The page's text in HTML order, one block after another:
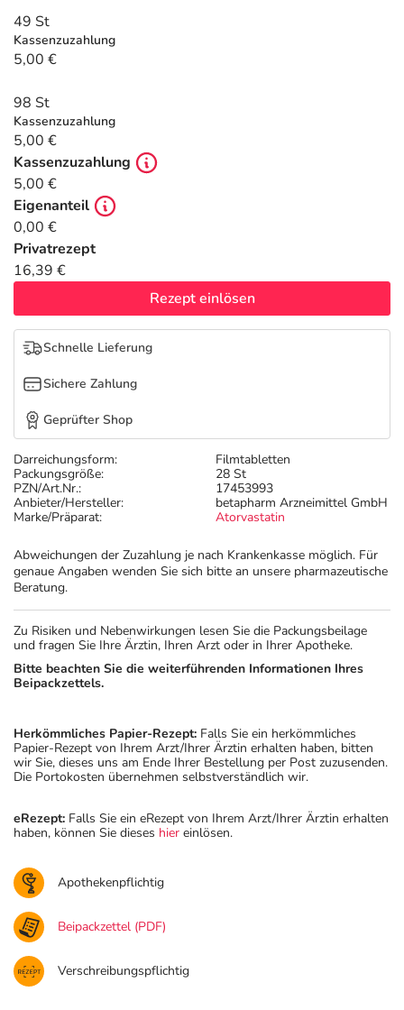
Tierapotheke
Vitamine & Mineralstoffe
Marken
Salus Deals
Darreichungsform:
Filmtabletten
Packungsgröße:
28 St
PZN/Art.Nr.:
17453993
Anbieter/Hersteller:
betapharm Arzneimittel GmbH
Marke/Präparat:
Atorvastatin
Abweichungen der Zuzahlung je nach Krankenkasse möglich. Für
genaue Angaben wenden Sie sich bitte an unsere pharmazeutische
Beratung.
49 St
Kassenzuzahlung
5,00 €
98 St
Kassenzuzahlung
5,00 €
Kassenzuzahlung
5,00 €
Eigenanteil
0,00 €
Privatrezept
16,39 €
Rezept einlösen
Schnelle Lieferung
Sichere Zahlung
Geprüfter Shop
Zu Risiken und Nebenwirkungen lesen Sie die Packungsbeilage
und fragen Sie Ihre Ärztin, Ihren Arzt oder in Ihrer Apotheke.
Bitte beachten Sie die weiterführenden Informationen Ihres
Beipackzettels.
Herkömmliches Papier-Rezept: Falls Sie ein herkömmliches
Papier-Rezept von Ihrem Arzt/Ihrer Ärztin erhalten haben, bitten
wir Sie, dieses uns am Ende Ihrer Bestellung per Post zuzusenden.
Die Portokosten übernehmen selbstverständlich wir.
eRezept: Falls Sie ein eRezept von Ihrem Arzt/Ihrer Ärztin erhalten
haben, können Sie dieses hier einlösen.
Apothekenpflichtig
Beipackzettel (PDF)
Verschreibungspflichtig